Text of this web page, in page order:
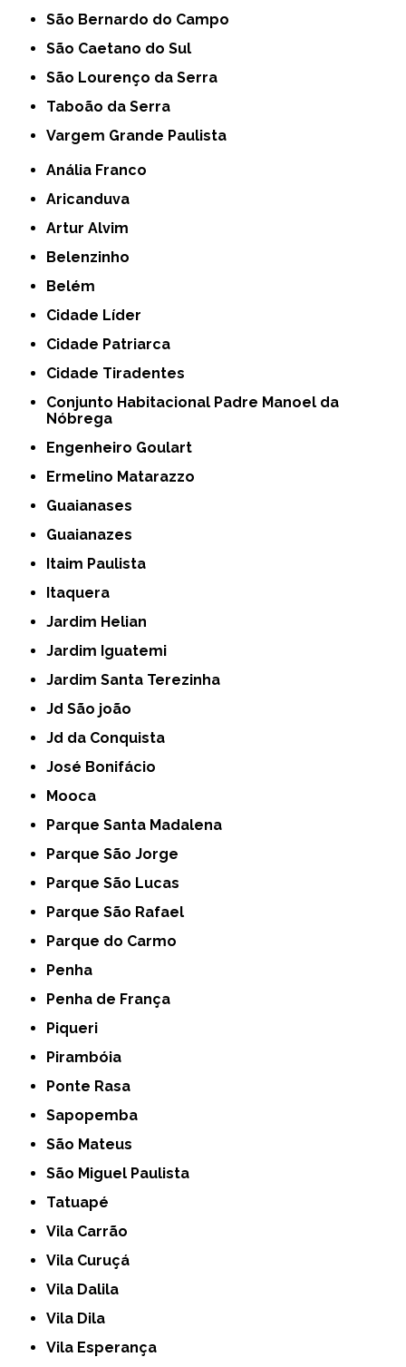
São Bernardo do Campo
São Caetano do Sul
São Lourenço da Serra
Taboão da Serra
Vargem Grande Paulista
Anália Franco
Aricanduva
Artur Alvim
Belenzinho
Belém
Cidade Líder
Cidade Patriarca
Cidade Tiradentes
Conjunto Habitacional Padre Manoel da
Nóbrega
Engenheiro Goulart
Ermelino Matarazzo
Guaianases
Guaianazes
Itaim Paulista
Itaquera
Jardim Helian
Jardim Iguatemi
Jardim Santa Terezinha
Jd São joão
Jd da Conquista
José Bonifácio
Mooca
Parque Santa Madalena
Parque São Jorge
Parque São Lucas
Parque São Rafael
Parque do Carmo
Penha
Penha de França
Piqueri
Pirambóia
Ponte Rasa
Sapopemba
São Mateus
São Miguel Paulista
Tatuapé
Vila Carrão
Vila Curuçá
Vila Dalila
Vila Dila
Vila Esperança